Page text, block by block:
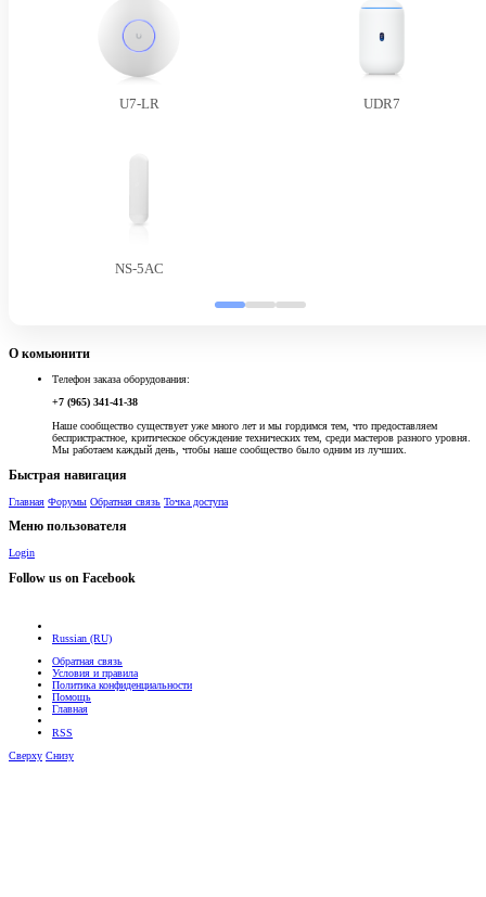
U7-LR UDR7
NS-5AC
О комьюнити
Телефон заказа оборудования:
+7 (965) 341-41-38
Наше сообщество существует уже много лет и мы гордимся тем, что предоставляем
беспристрастное, критическое обсуждение технических тем, среди мастеров разного уровня.
Мы работаем каждый день, чтобы наше сообщество было одним из лучших.
Быстрая навигация
Главная Форумы Обратная связь Точка доступа
Меню пользователя
Login
Follow us on Facebook
Russian (RU)
Обратная связь
Условия и правила
Политика конфиденциальности
Помощь
Главная
RSS
Сверху Снизу